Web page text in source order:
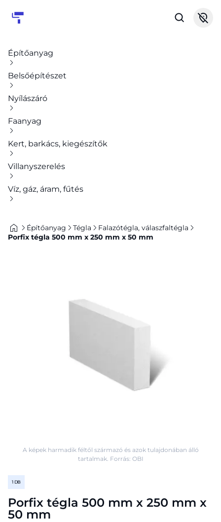
Építőanyag
Belsőépítészet
Nyílászáró
Faanyag
Kert, barkács, kiegészítők
Villanyszerelés
Víz, gáz, áram, fűtés
Építőanyag Tégla
Falazótégla, válaszfaltégla
Porfix tégla 500 mm x 250 mm x 50 mm
1 DB
Porfix tégla 500 mm x 250 mm x
50 mm
A képek harmadik féltől származó és azok tulajdonában álló
tartalmak. Forrás: OBI